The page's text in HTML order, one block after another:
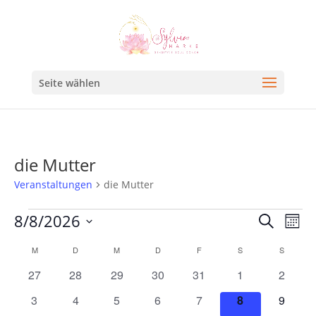
Seite wählen
die Mutter
Veranstaltungen die Mutter
Suche
und
Suche
8/8/2026
Kalender
von
Veranstaltungen
M D M D F S S
0
27
0
28
0
29
0
Veranstaltungen
30
0
Veranstaltungen
31
0
1
0
2
0
3
0
4
0
5
0
6
0
7
0
8
0
9